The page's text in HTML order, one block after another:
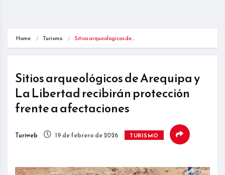
Home Turismo Sitios arqueológicos de…
Sitios arqueológicos de Arequipa y
La Libertad recibirán protección
frente a afectaciones
Turiweb 19 de febrero de 2026 TURISMO